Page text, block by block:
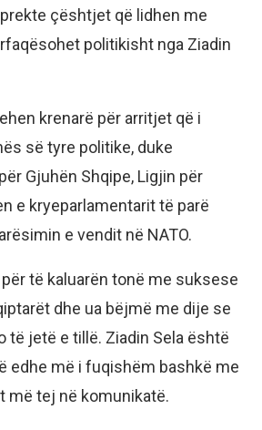
çështjet që lidhen me
politikisht nga Ziadin
krenarë për arritjet që i
së tyre politike, duke
Gjuhën Shqipe, Ligjin për
e kryeparlamentarit të parë
e vendit në NATO.
të kaluarën tonë me suksese
dhe ua bëjmë me dije se
të jetë e tillë. Ziadin Sela është
edhe më i fuqishëm bashkë me
më tej në komunikatë.